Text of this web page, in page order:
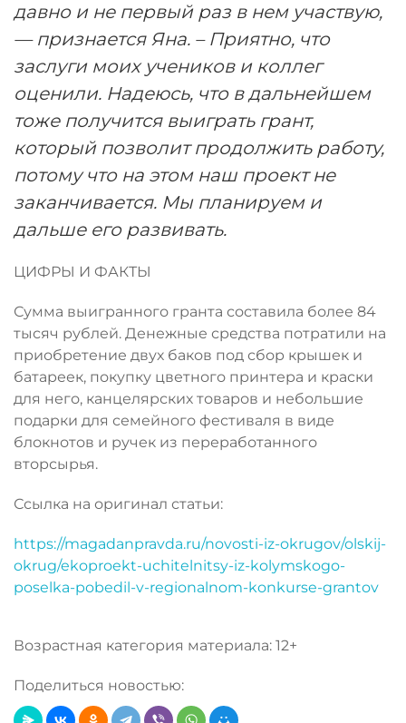
давно и не первый раз в нем участвую,
— признается Яна. – Приятно, что
заслуги моих учеников и коллег
оценили. Надеюсь, что в дальнейшем
тоже получится выиграть грант,
который позволит продолжить работу,
потому что на этом наш проект не
заканчивается. Мы планируем и
дальше его развивать.
ЦИФРЫ И ФАКТЫ
Сумма выигранного гранта составила более 84
тысяч рублей. Денежные средства потратили на
приобретение двух баков под сбор крышек и
батареек, покупку цветного принтера и краски
для него, канцелярских товаров и небольшие
подарки для семейного фестиваля в виде
блокнотов и ручек из переработанного
вторсырья.
Ссылка на оригинал статьи:
https://magadanpravda.ru/novosti-iz-okrugov/olskij-
okrug/ekoproekt-uchitelnitsy-iz-kolymskogo-
poselka-pobedil-v-regionalnom-konkurse-grantov
Возрастная категория материала: 12+
Поделиться новостью: